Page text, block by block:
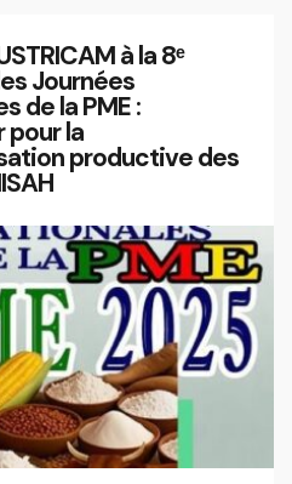
à la 8ᵉ
Journées
de la PME :
pour la
productive des